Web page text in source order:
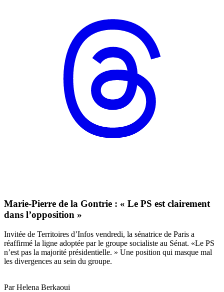
Marie-Pierre de la Gontrie : « Le PS est clairement
dans l’opposition »
Invitée de Territoires d’Infos vendredi, la sénatrice de Paris a
réaffirmé la ligne adoptée par le groupe socialiste au Sénat. «Le PS
n’est pas la majorité présidentielle. » Une position qui masque mal
les divergences au sein du groupe.
Par Helena Berkaoui